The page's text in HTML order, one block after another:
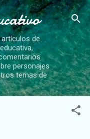
de
personajes
temas de